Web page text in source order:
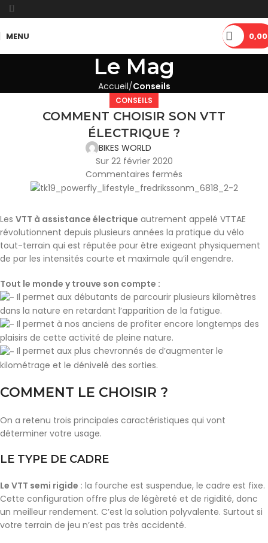
MENU 0,00
Le Mag
Accueil Conseils
CONSEILS
COMMENT CHOISIR SON VTT
ÉLECTRIQUE ?
BIKES WORLD
Sur 22 février 2020
Commentaires fermés
Les VTT à assistance électrique autrement appelé VTTAE
révolutionnent depuis plusieurs années la pratique du vélo
tout-terrain qui est réputée pour être exigeant physiquement
de par les intensités courte et maximale qu’il engendre.
Tout le monde y trouve son compte :
Il permet aux débutants de parcourir plusieurs kilomètres
dans la nature en retardant l’apparition de la fatigue.
Il permet à nos anciens de profiter encore longtemps des
plaisirs de cette activité de pleine nature.
Il permet aux plus chevronnés de d’augmenter le
kilométrage et le dénivelé des sorties.
COMMENT LE CHOISIR ?
On a retenu trois principales caractéristiques qui vont
déterminer votre usage.
LE TYPE DE CADRE
Le VTT semi rigide : la fourche est suspendue, le cadre est fixe.
Cette configuration offre plus de légèreté et de rigidité, donc
un meilleur rendement. C’est la solution polyvalente. Surtout si
votre terrain de jeu n’est pas très accidenté.